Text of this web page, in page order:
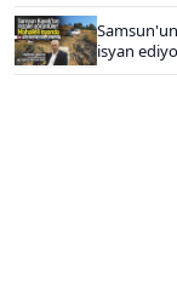
isyan